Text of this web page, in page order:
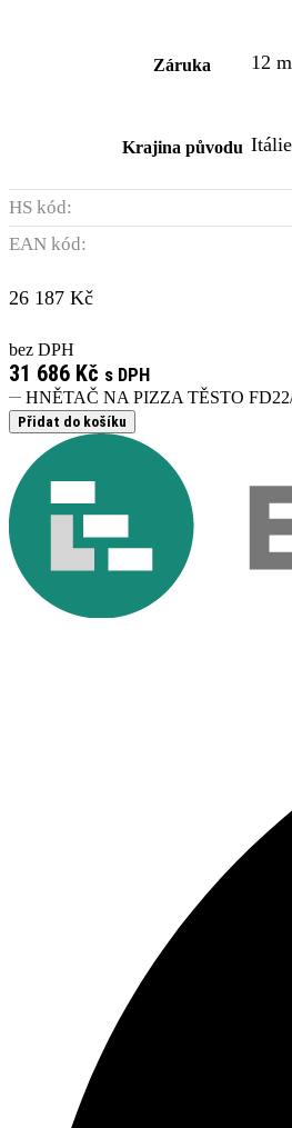
Záruka 12
Krajina původu Itálie
HS kód:
EAN kód:
26 187 Kč
bez DPH
31 686 Kč s DPH
HNĚTAČ NA PIZZA TĚSTO
Přidat do košíku